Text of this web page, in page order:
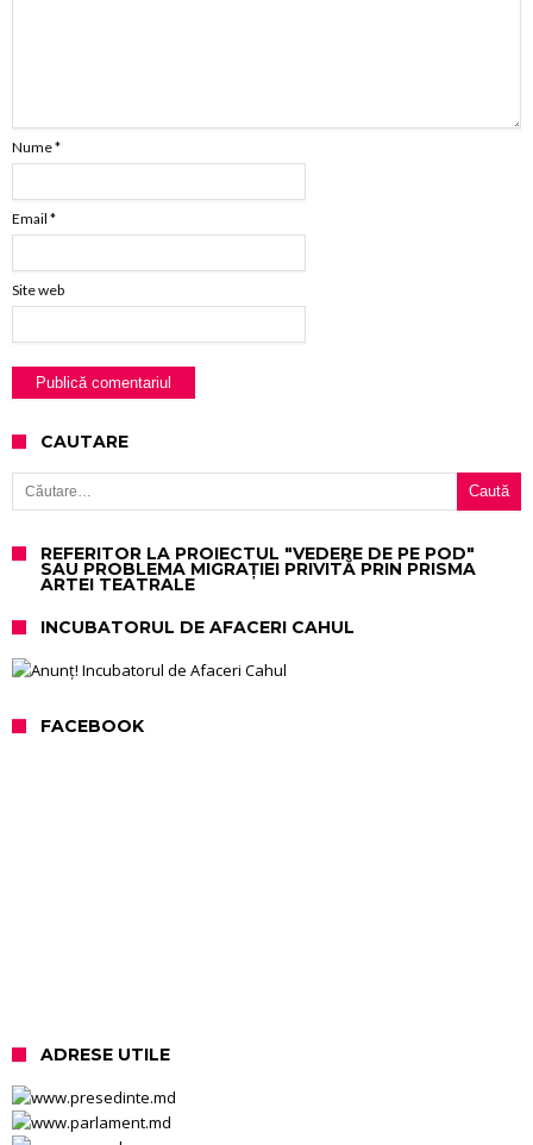
Nume*
Email *
Site web
CAUTARE
Caută după:
REFERITOR LA PROIECTUL "VEDERE DE PE POD"
SAU PROBLEMA MIGRAȚIEI PRIVITĂ PRIN PRISMA
ARTEI TEATRALE
INCUBATORUL DE AFACERI CAHUL
FACEBOOK
ADRESE UTILE